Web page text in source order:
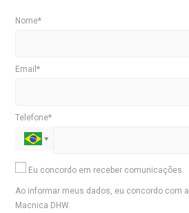
Nome*
Email*
Telefone*
Eu concordo em receber comunicações.
Ao informar meus dados, eu concordo com a
Macnica DHW.